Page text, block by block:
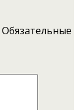
Обязательные